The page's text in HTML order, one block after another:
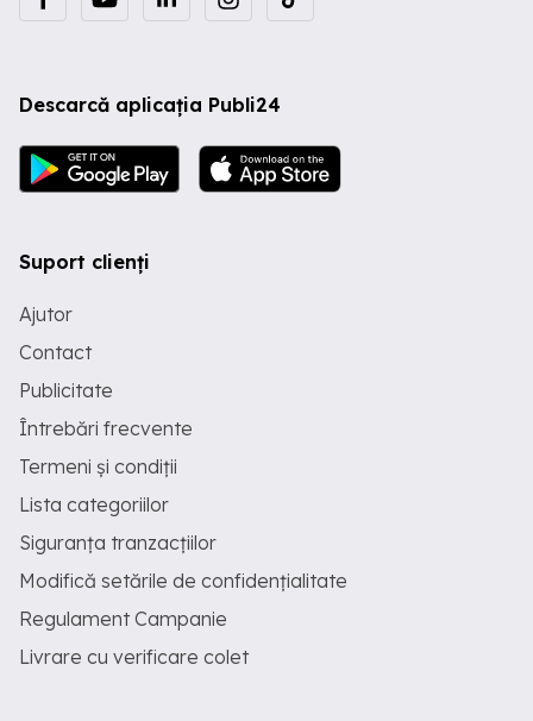
Descarcă aplicația Publi24
Suport clienți
Ajutor
Contact
Publicitate
Întrebări frecvente
Termeni și condiții
Lista categoriilor
Siguranța tranzacțiilor
Modifică setările de confidențialitate
Regulament Campanie
Livrare cu verificare colet